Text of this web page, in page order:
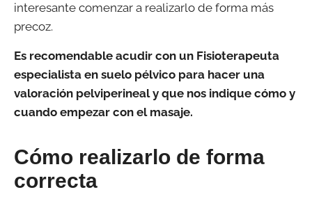
interesante comenzar a realizarlo de forma más
precoz.
Es recomendable acudir con un Fisioterapeuta
especialista en suelo pélvico para hacer una
valoración pelviperineal y que nos indique cómo y
cuando empezar con el masaje.
Cómo realizarlo de forma
correcta